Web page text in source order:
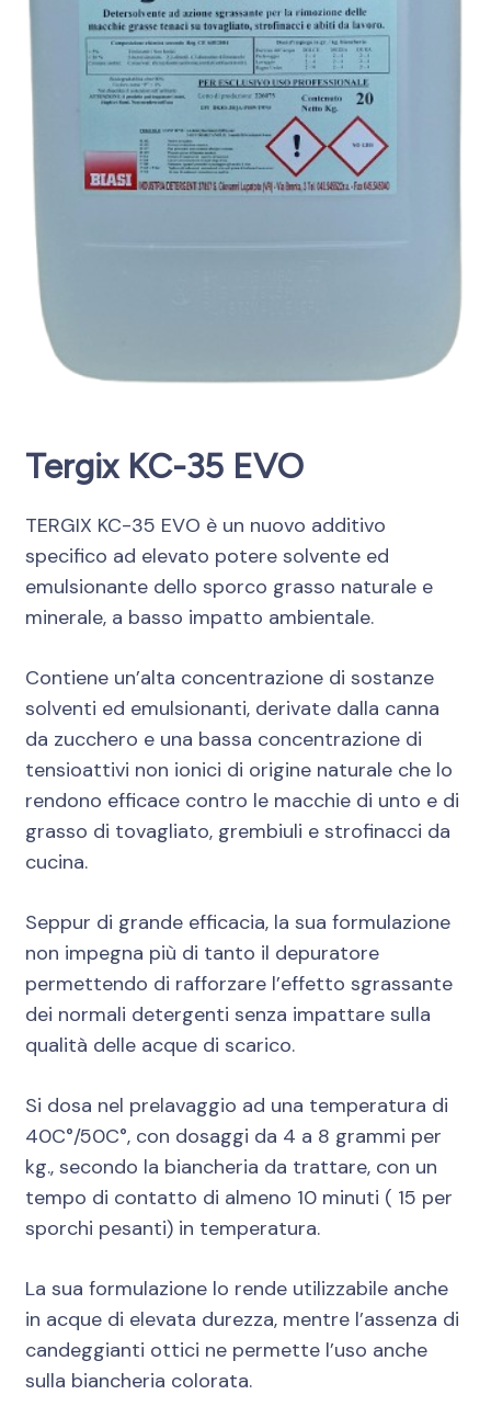
Tergix KC-35 EVO
TERGIX KC-35 EVO è un nuovo additivo
specifico ad elevato potere solvente ed
emulsionante dello sporco grasso naturale e
minerale, a basso impatto ambientale.
Contiene un’alta concentrazione di sostanze
solventi ed emulsionanti, derivate dalla canna
da zucchero e una bassa concentrazione di
tensioattivi non ionici di origine naturale che lo
rendono efficace contro le macchie di unto e di
grasso di tovagliato, grembiuli e strofinacci da
cucina.
Seppur di grande efficacia, la sua formulazione
non impegna più di tanto il depuratore
permettendo di rafforzare l’effetto sgrassante
dei normali detergenti senza impattare sulla
qualità delle acque di scarico.
Si dosa nel prelavaggio ad una temperatura di
40C°/50C°, con dosaggi da 4 a 8 grammi per
kg., secondo la biancheria da trattare, con un
tempo di contatto di almeno 10 minuti ( 15 per
sporchi pesanti) in temperatura.
La sua formulazione lo rende utilizzabile anche
in acque di elevata durezza, mentre l’assenza di
candeggianti ottici ne permette l’uso anche
sulla biancheria colorata.